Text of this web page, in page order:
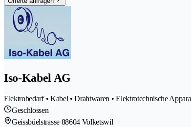
Iso-Kabel AG
Elektrobedarf • Kabel • Drahtwaren • Elektrotechnische
Geschlossen
Geissbüelstrasse 88604 Volketswil